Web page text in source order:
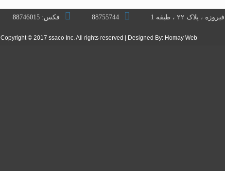
۲۲ ، طبقه 1 88755744 فکس: 88746015
Copyright © 2017 ssaco Inc. All rights reserved | Designed By: Homay Web